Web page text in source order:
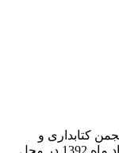
کتابداری و
اطلاع رسانی ایران که در روز دوشنبه 28 مرداد ماه 1392 در محل